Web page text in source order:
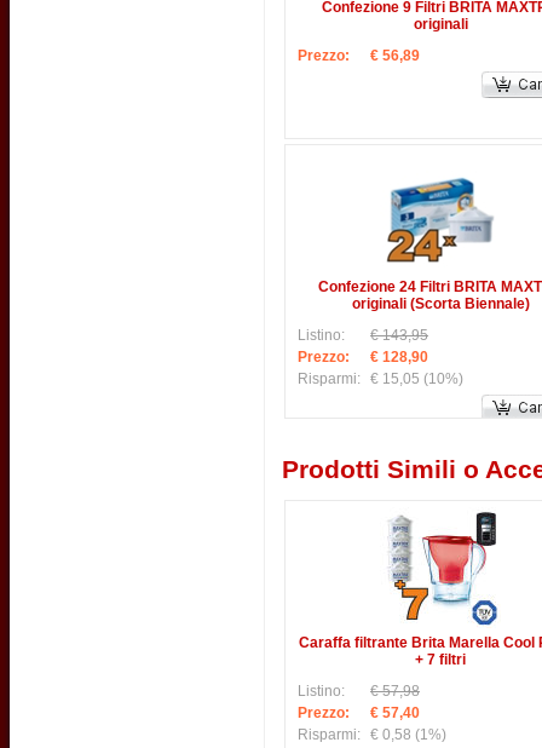
Confezione 9 Filtri BRITA
originali
Prezzo:
€ 56,89
Confezione 24 Filtri BRITA
originali (Scorta Biennale)
Listino:
€ 143,95
Prezzo:
€ 128,90
Risparmi: € 15,05 (10%)
Prodotti Simili o
Caraffa filtrante Brita Marella Cool
+ 7 filtri
Listino:
€ 57,98
Prezzo:
€ 57,40
Risparmi: € 0,58 (1%)